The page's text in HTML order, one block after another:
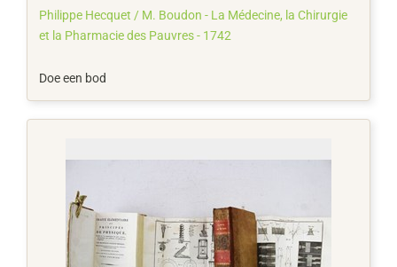
Philippe Hecquet / M. Boudon - La Médecine, la Chirurgie
et la Pharmacie des Pauvres - 1742
Doe een bod